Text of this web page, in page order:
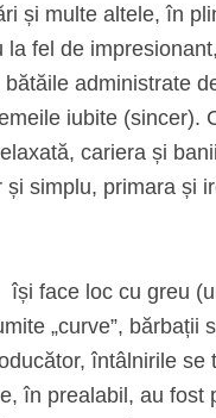
și multe altele, în
fel de
administrate
iubite (sincer).
cariera și
simplu, primara și
face loc cu greu
„curve”, bărbații
întâlnirile se
în prealabil, au fost